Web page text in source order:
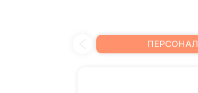
ПЕРСОНАЛ